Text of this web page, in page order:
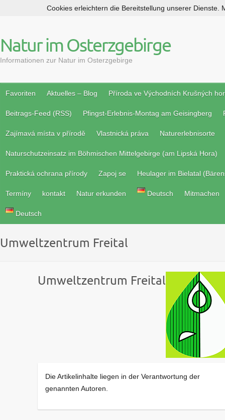
p
t
c
Natur im Osterzgebirge
Informationen zur Natur im Osterzgebirge
Favoriten Aktuelles – Blog Příroda ve Východních Krušných
Beitrags-Feed (RSS) Pfingst-Erlebnis-Montag am Geisingberg
Zajímavá místa v přírodě Vlastnická práva Naturerlebnisorte
Naturschutzeinsatz im Böhmischen Mittelgebirge (am Lipská Hora)
Praktická ochrana přírody Zapoj se Heulager im Bielatal
Termíny kontakt Natur erkunden Deutsch Mitmachen
Deutsch
Umweltzentrum Freital
Umweltzentrum Freital
Die Artikelinhalte liegen in der Verantwortung der
genannten Autoren.
Cookies erleichtern die Bereitstellung unserer Dienste.